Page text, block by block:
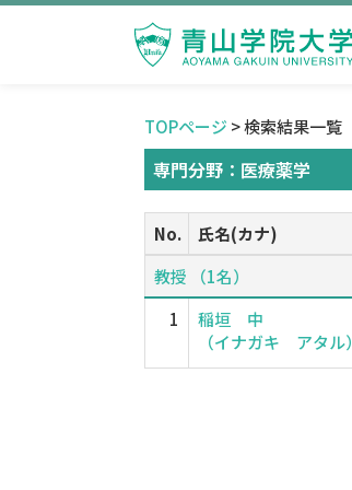
TOPページ > 検索結果一覧
専門分野：医療薬学
No. 氏名(カナ)
教授 （1名）
1
稲垣 中
（イナガキ アタル）